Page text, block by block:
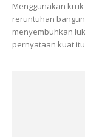
Menggunakan
reruntuhan
menyembuhkan
pernyataan kuat